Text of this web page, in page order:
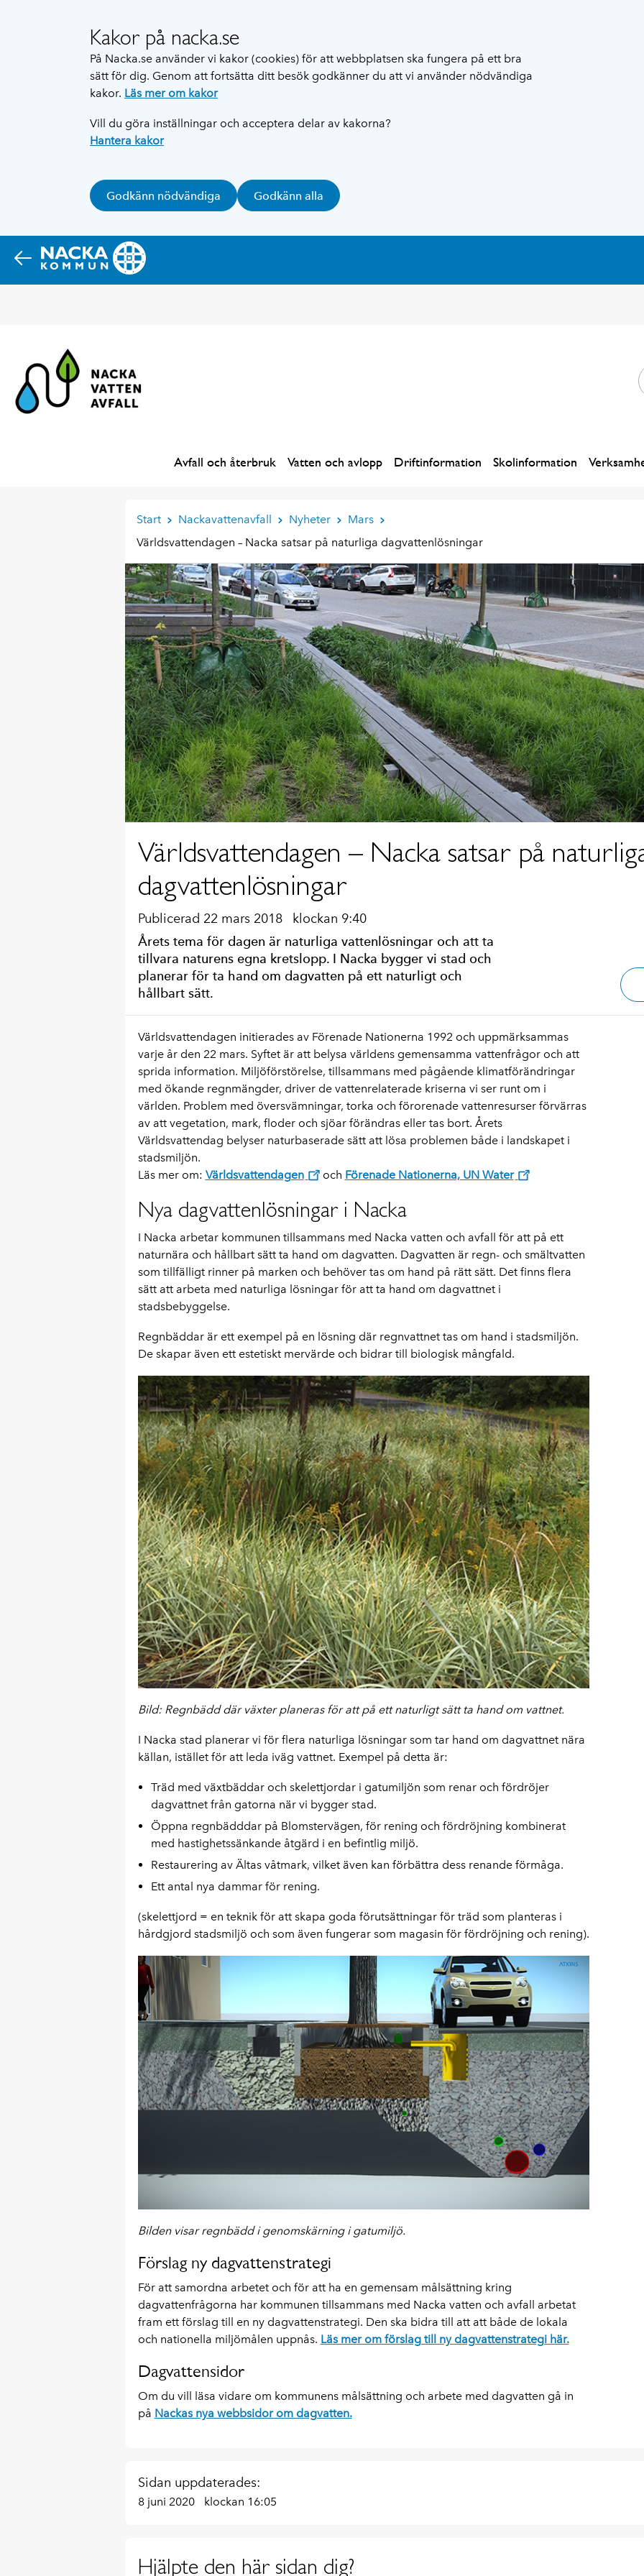
Kakor på nacka.se
På Nacka.se använder vi kakor (cookies) för att webbplatsen ska fungera på ett bra
sätt för dig. Genom att fortsätta ditt besök godkänner du att vi använder nödvändiga
kakor. Läs mer om kakor
Vill du göra inställningar och acceptera delar av kakorna?
Hantera kakor
Godkänn nödvändiga Godkänn alla
Avfall och återbruk Vatten och avlopp Driftinformation Skolinformation
Start Nackavattenavfall Nyheter
Mars
Världsvattendagen – Nacka satsar på naturliga dagvattenlösningar
Världsvattendagen – Nacka satsar på
dagvattenlösningar
Publicerad 22 mars 2018 klockan 9:40
Årets tema för dagen är naturliga vattenlösningar och att ta
tillvara naturens egna kretslopp. I Nacka bygger vi stad och
planerar för ta hand om dagvatten på ett naturligt och
hållbart sätt.
Världsvattendagen initierades av Förenade Nationerna 1992 och uppmärksammas
varje år den 22 mars. Syftet är att belysa världens gemensamma vattenfrågor och att
sprida information. Miljöförstörelse, tillsammans med pågående klimatförändringar
med ökande regnmängder, driver de vattenrelaterade kriserna vi ser runt om i
världen. Problem med översvämningar, torka och förorenade vattenresurser förvärras
av att vegetation, mark, floder och sjöar förändras eller tas bort. Årets
Världsvattendag belyser naturbaserade sätt att lösa problemen både i landskapet i
stadsmiljön.
Läs mer om: Världsvattendagen och Förenade Nationerna, UN Water
Nya dagvattenlösningar i Nacka
I Nacka arbetar kommunen tillsammans med Nacka vatten och avfall för att på ett
naturnära och hållbart sätt ta hand om dagvatten. Dagvatten är regn- och smältvatten
som tillfälligt rinner på marken och behöver tas om hand på rätt sätt. Det finns flera
sätt att arbeta med naturliga lösningar för att ta hand om dagvattnet i
stadsbebyggelse.
Regnbäddar är ett exempel på en lösning där regnvattnet tas om hand i stadsmiljön.
De skapar även ett estetiskt mervärde och bidrar till biologisk mångfald.
Bild: Regnbädd där växter planeras för att på ett naturligt sätt ta hand om vattnet.
I Nacka stad planerar vi för flera naturliga lösningar som tar hand om dagvattnet nära
källan, istället för att leda iväg vattnet. Exempel på detta är:
Träd med växtbäddar och skelettjordar i gatumiljön som renar och fördröjer
dagvattnet från gatorna när vi bygger stad.
Öppna regnbädddar på Blomstervägen, för rening och fördröjning kombinerat
med hastighetssänkande åtgärd i en befintlig miljö.
Restaurering av Ältas våtmark, vilket även kan förbättra dess renande förmåga.
Ett antal nya dammar för rening.
(skelettjord = en teknik för att skapa goda förutsättningar för träd som planteras i
hårdgjord stadsmiljö och som även fungerar som magasin för fördröjning och rening).
Bilden visar regnbädd i genomskärning i gatumiljö.
Förslag ny dagvattenstrategi
För att samordna arbetet och för att ha en gemensam målsättning kring
dagvattenfrågorna har kommunen tillsammans med Nacka vatten och avfall arbetat
fram ett förslag till en ny dagvattenstrategi. Den ska bidra till att att både de lokala
och nationella miljömålen uppnås. Läs mer om förslag till ny dagvattenstrategi här.
Dagvattensidor
Om du vill läsa vidare om kommunens målsättning och arbete med dagvatten gå in
på Nackas nya webbsidor om dagvatten.
Sidan uppdaterades:
8 juni 2020 klockan 16:05
Hjälpte den här sidan dig?